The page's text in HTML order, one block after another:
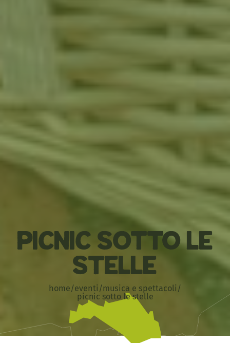
Picnic sotto le
stelle
home/eventi /musica e spettacoli /
picnic sotto le stelle